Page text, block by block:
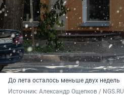
До лета осталось меньше двух недель
Источник: Александр Ощепков / NGS.RU